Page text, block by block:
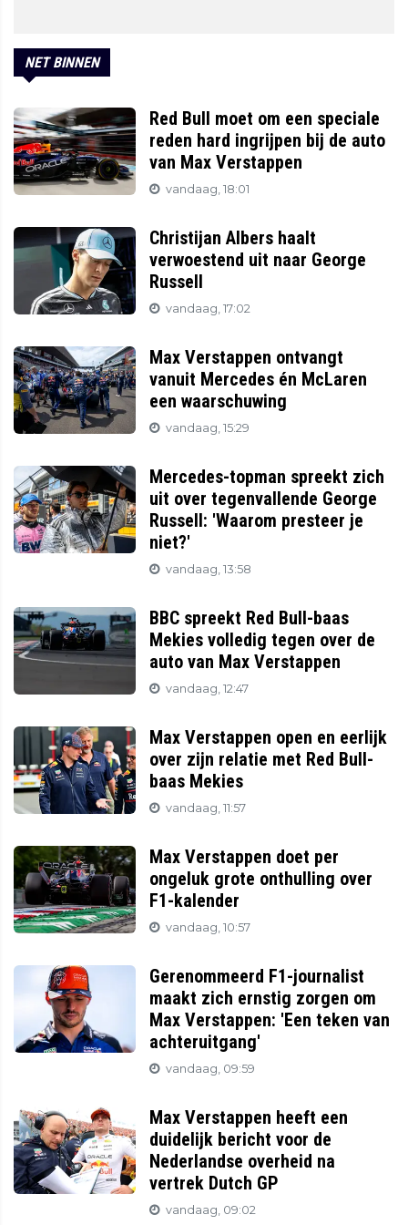
NET BINNEN
Red Bull moet om een speciale
reden hard ingrijpen bij de auto
van Max Verstappen
vandaag, 18:01
Christijan Albers haalt
verwoestend uit naar George
Russell
vandaag, 17:02
Max Verstappen ontvangt
vanuit Mercedes én McLaren
een waarschuwing
vandaag, 15:29
Mercedes-topman spreekt zich
uit over tegenvallende George
Russell: 'Waarom presteer je
niet?'
vandaag, 13:58
BBC spreekt Red Bull-baas
Mekies volledig tegen over de
auto van Max Verstappen
vandaag, 12:47
Max Verstappen open en eerlijk
over zijn relatie met Red Bull-
baas Mekies
vandaag, 11:57
Max Verstappen doet per
ongeluk grote onthulling over
F1-kalender
vandaag, 10:57
Gerenommeerd F1-journalist
maakt zich ernstig zorgen om
Max Verstappen: 'Een teken van
achteruitgang'
vandaag, 09:59
Max Verstappen heeft een
duidelijk bericht voor de
Nederlandse overheid na
vertrek Dutch GP
vandaag, 09:02